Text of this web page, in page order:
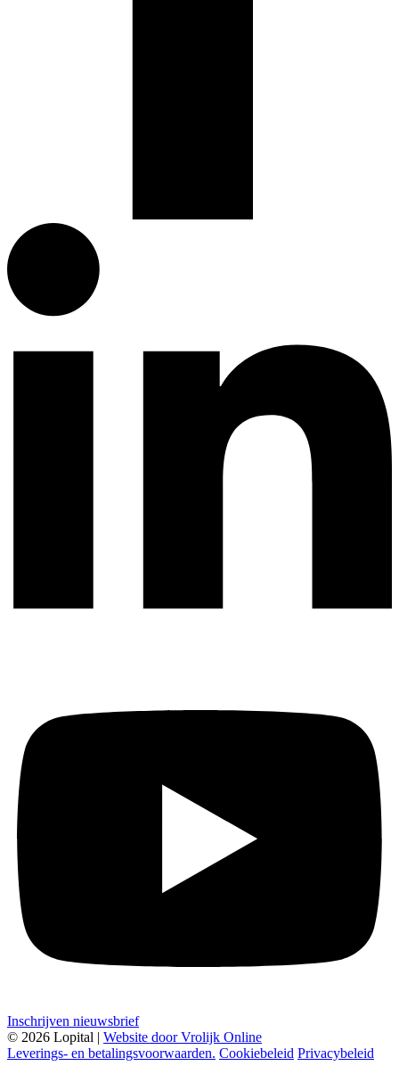
Inschrijven nieuwsbrief
© 2026 Lopital | Website door Vrolijk Online
Leverings- en betalingsvoorwaarden. Cookiebeleid Privacybeleid